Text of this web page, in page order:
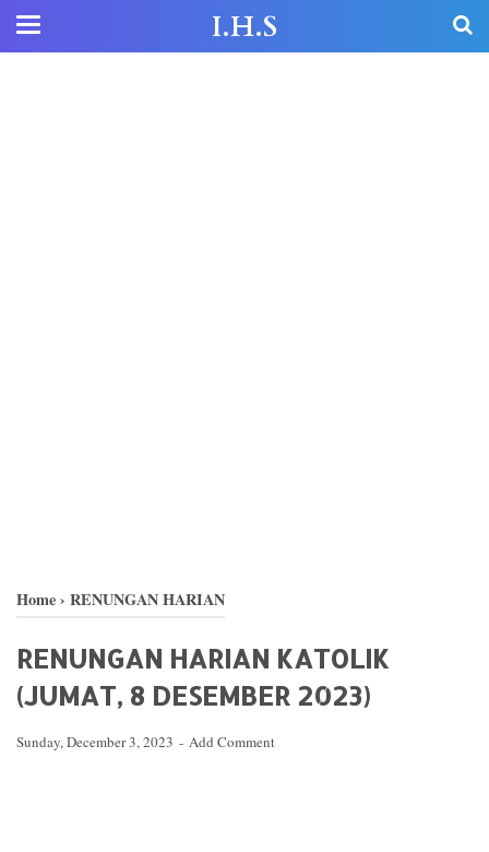
I.H.S
Home› RENUNGAN HARIAN
RENUNGAN HARIAN KATOLIK
(JUMAT, 8 DESEMBER 2023)
Sunday, December 3, 2023 Add Comment